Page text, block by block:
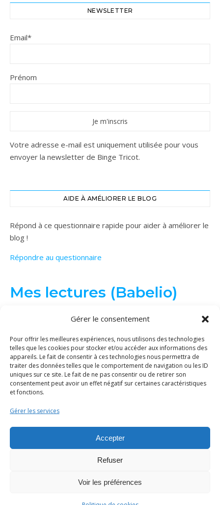
Gérer le consentement
Pour offrir les meilleures expériences, nous utilisons des technologies
telles que les cookies pour stocker et/ou accéder aux informations des
appareils. Le fait de consentir à ces technologies nous permettra de
traiter des données telles que le comportement de navigation ou les ID
uniques sur ce site. Le fait de ne pas consentir ou de retirer son
consentement peut avoir un effet négatif sur certaines caractéristiques
et fonctions.
Gérer les services
Accepter
Refuser
Voir les préférences
NEWSLETTER
Email*
Prénom
Votre adresse e-mail est uniquement utilisée pour vous
envoyer la newsletter de Binge Tricot.
AIDE À AMÉLIORER LE BLOG
Répond à ce questionnaire rapide pour aider à améliorer le
blog !
Répondre au questionnaire
Mes lectures (Babelio)
© Binge Tricot 2026 | Tous les éléments de ce site (textes, images...)
sont protégés par le droit d'auteur. La copie et/ou distribution du
contenu sans ma permission est interdite.
HAUT DE PAGE